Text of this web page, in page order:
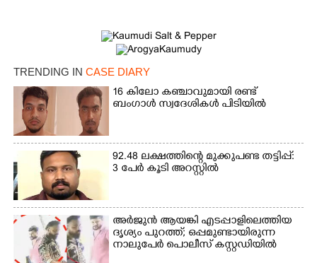
TRENDING IN CASE DIARY
16 കിലോ കഞ്ചാവുമായി രണ്ട്
ബംഗാൾ സ്വദേശികൾ പിടിയിൽ
92.48 ലക്ഷത്തിന്റെ മുക്കുപണ്ട തട്ടിപ്പ്:
3 പേർ കൂടി അറസ്റ്റിൽ
അർജുൻ ആയങ്കി എടപ്പാളിലെത്തിയ
ദൃശ്യം പുറത്ത്; ഒപ്പമുണ്ടായിരുന്ന
നാലുപേർ പൊലീസ് കസ്റ്റഡിയിൽ
Copy Link